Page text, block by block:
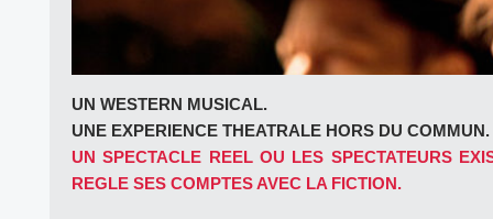
UN WESTERN MUSICAL.
UNE EXPERIENCE THEATRALE HORS DU COMMUN.
UN SPECTACLE REEL OU LES SPECTATEURS
REGLE SES COMPTES AVEC LA FICTION.